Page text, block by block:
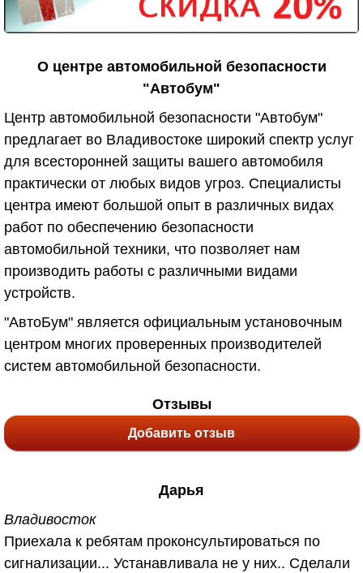
О центре автомобильной безопасности
"Автобум"
Центр автомобильной безопасности "Автобум"
предлагает во Владивостоке широкий спектр услуг
для всесторонней защиты вашего автомобиля
практически от любых видов угроз. Специалисты
центра имеют большой опыт в различных видах
работ по обеспечению безопасности
автомобильной техники, что позволяет нам
производить работы с различными видами
устройств.
"АвтоБум" является официальным установочным
центром многих проверенных производителей
систем автомобильной безопасности.
Отзывы
Добавить отзыв
Дарья
Владивосток
Приехала к ребятам проконсультироваться по
сигнализации... Устанавливала не у них.. Сделали